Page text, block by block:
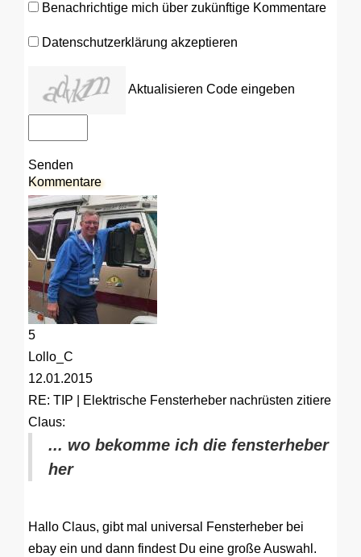
Benachrichtige mich über zukünftige Kommentare
Datenschutzerklärung akzeptieren
Aktualisieren Code eingeben
Senden
Kommentare
5
Lollo_C
12.01.2015
RE: TIP | Elektrische Fensterheber nachrüsten zitiere
Claus:
... wo bekomme ich die fensterheber
her
Hallo Claus, gibt mal universal Fensterheber bei
ebay ein und dann findest Du eine große Auswahl.